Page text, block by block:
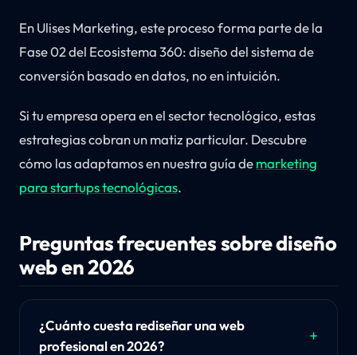
En Ulises Marketing, este proceso forma parte de la
Fase 02 del Ecosistema 360: diseño del sistema de
conversión basado en datos, no en intuición.
Si tu empresa opera en el sector tecnológico, estas
estrategias cobran un matiz particular. Descubre
cómo las adaptamos en nuestra guía demarketing
para startups tecnológicas.
Preguntas frecuentes sobre diseño
web en 2026
¿Cuánto cuesta rediseñar una web
profesional en 2026?